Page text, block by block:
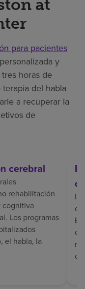
at
para pacientes
y
horas de
del habla
a recuperar la
de
cerebral
rehabilitación
cognitiva
Los programas
el habla, la
El